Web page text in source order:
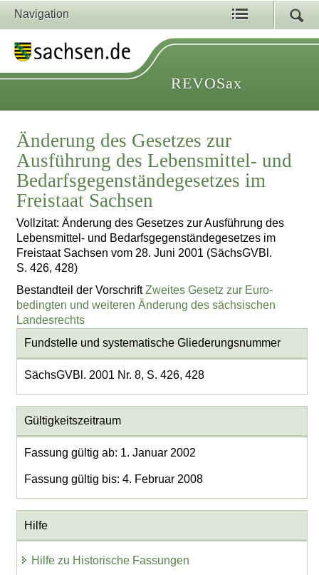
Navigation
REVOSax
Änderung des Gesetzes zur
Ausführung des Lebensmittel- und
Bedarfsgegenständegesetzes im
Freistaat Sachsen
Vollzitat: Änderung des Gesetzes zur Ausführung des
Lebensmittel- und Bedarfsgegenständegesetzes im
Freistaat Sachsen vom 28. Juni 2001 (SächsGVBl.
S. 426, 428)
Bestandteil der VorschriftZweites Gesetz zur Euro-
bedingten und weiteren Änderung des sächsischen
Landesrechts
Fundstelle und systematische Gliederungsnummer
SächsGVBl. 2001 Nr. 8, S. 426, 428
Gültigkeitszeitraum
Fassung gültig ab: 1. Januar 2002
Fassung gültig bis: 4. Februar 2008
Hilfe
Hilfe zu Historische Fassungen